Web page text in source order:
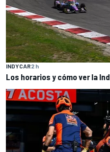
INDYCAR2 h
Los horarios y cómo ver la